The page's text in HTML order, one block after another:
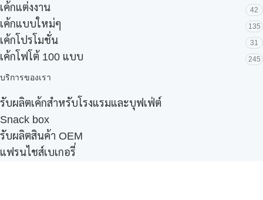
เค้กแต่งงาน 42
เค้กแบบใหม่ๆ 135
เค้กโปรโมชั่น 31
เค้กโฟโต้ 100 แบบ 245
บริการของเรา
รับผลิตเค้กสำหรับโรงแรมและบุฟเฟ่ต์
Snack box
รับผลิตสินค้า OEM
แฟรนไชส์เบเกอรี่